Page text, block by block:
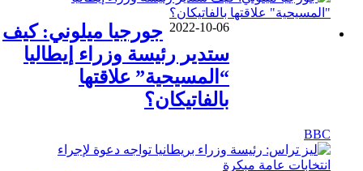
2022-10-06 جورجيا ميلوني: كيف
ستدير رئيسة وزراء إيطاليا
“المسيحية” علاقتها
بالفاتيكان؟
BBC